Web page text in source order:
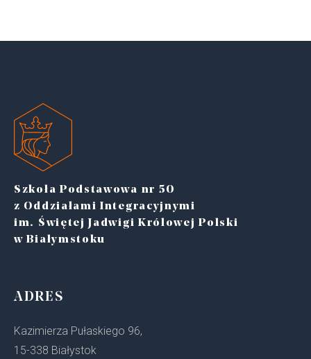
Szkoła Podstawowa nr 50
z Oddziałami Integracyjnymi
im. Świętej Jadwigi Królowej Polski
w Białymstoku
ADRES
Kazimierza Pułaskiego 96,
15-338 Białystok